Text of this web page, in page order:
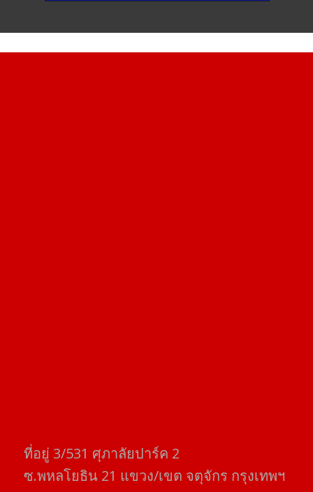
ที่อยู่​ 3/531​ ศุภาลัยปาร์ค​ 2
ซ.พหลโยธิน​ 21​ แขวง/เขต​ จตุจักร​ กรุงเทพฯ